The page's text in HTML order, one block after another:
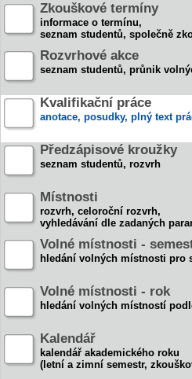
Zkouškové termíny
informace o termínu,
seznam studentů, společně
Rozvrhové akce
seznam studentů, průnik
Kvalifikační práce
anotace, posudky, plný text
Předzápisové kroužky
seznam studentů, rozvrh
Místnosti
rozvrh, celoroční rozvrh,
vyhledávání dle zadaných
Volné místnosti -
hledání volných místnosti pro
Volné místnosti - rok
hledání volných místností
Kalendář
kalendář akademického roku
(letní a zimní semestr,